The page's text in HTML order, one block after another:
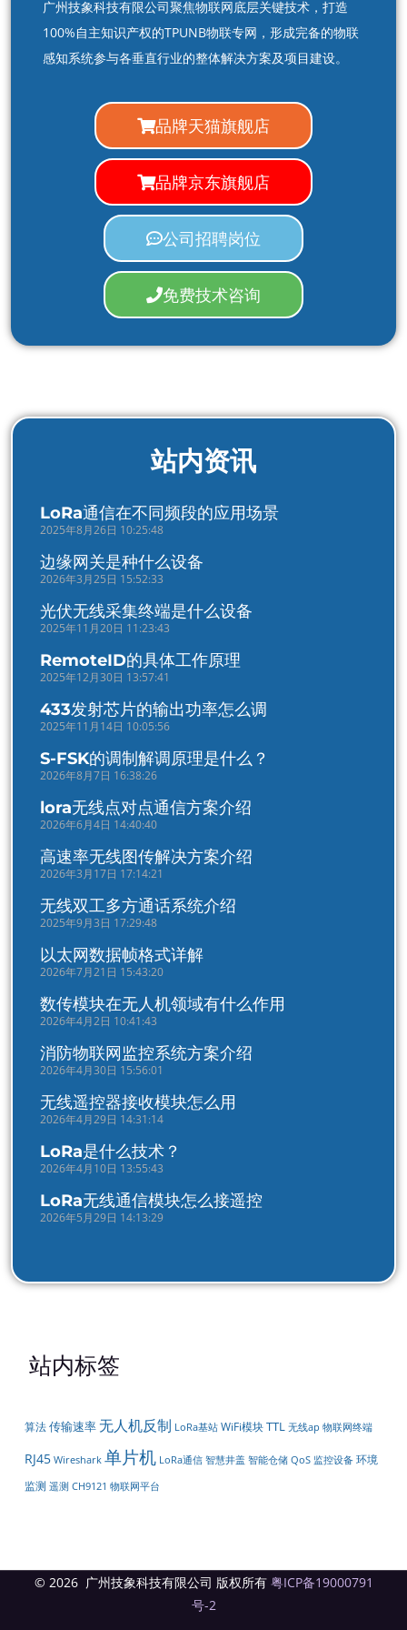
广州技象科技有限公司聚焦物联网底层关键技术，打造
100%自主知识产权的TPUNB物联专网，形成完备的物联
感知系统参与各垂直行业的整体解决方案及项目建设。
品牌天猫旗舰店
品牌京东旗舰店
公司招聘岗位
免费技术咨询
站内资讯
LoRa通信在不同频段的应用场景
2025年8月26日 10:25:48
边缘网关是种什么设备
2026年3月25日 15:52:33
光伏无线采集终端是什么设备
2025年11月20日 11:23:43
RemoteID的具体工作原理
2025年12月30日 13:57:41
433发射芯片的输出功率怎么调
2025年11月14日 10:05:56
S-FSK的调制解调原理是什么？
2026年8月7日 16:38:26
lora无线点对点通信方案介绍
2026年6月4日 14:40:40
高速率无线图传解决方案介绍
2026年3月17日 17:14:21
无线双工多方通话系统介绍
2025年9月3日 17:29:48
以太网数据帧格式详解
2026年7月21日 15:43:20
数传模块在无人机领域有什么作用
2026年4月2日 10:41:43
消防物联网监控系统方案介绍
2026年4月30日 15:56:01
无线遥控器接收模块怎么用
2026年4月29日 14:31:14
LoRa是什么技术？
2026年4月10日 13:55:43
LoRa无线通信模块怎么接遥控
2026年5月29日 14:13:29
站内标签
算法传输速率无人机反制 LoRa基站 WiFi模块TTL 无线ap 物联网终端
RJ45 Wireshark 单片机 LoRa通信 智慧井盖 智能仓储 QoS 监控设备 环境
监测 遥测 CH9121 物联网平台
© 2026 广州技象科技有限公司 版权所有 粤ICP备19000791
号-2